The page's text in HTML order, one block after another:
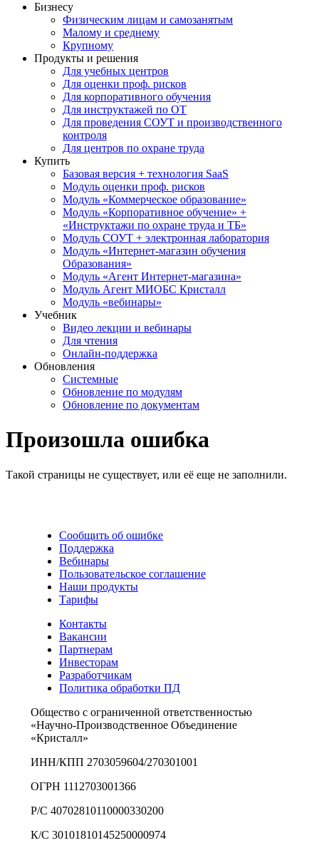
Бизнесу
Физическим лицам и самозанятым
Малому и среднему
Крупному
Продукты и решения
Для учебных центров
Для оценки проф. рисков
Для корпоративного обучения
Для инструктажей по ОТ
Для проведения СОУТ и производственного
контроля
Для центров по охране труда
Купить
Базовая версия + технология SaaS
Модуль оценки проф. рисков
Модуль «Коммерческое образование»
Модуль «Корпоративное обучение» +
«Инструктажи по охране труда и ТБ»
Модуль СОУТ + электронная лаборатория
Модуль «Интернет-магазин обучения
Образования»
Модуль «Агент Интернет-магазина»
Модуль Агент МИОБС Кристалл
Модуль «вебинары»
Учебник
Видео лекции и вебинары
Для чтения
Онлайн-поддержка
Обновления
Системные
Обновление по модулям
Обновление по документам
Произошла ошибка
Такой страницы не существует, или её еще не заполнили.
Сообщить об ошибке
Поддержка
Вебинары
Пользовательское соглашение
Наши продукты
Тарифы
Контакты
Вакансии
Партнерам
Инвесторам
Разработчикам
Политика обработки ПД
Общество с ограниченной ответственностью
«Научно-Производственное Объединение
«Кристалл»
ИНН/КПП 2703059604/270301001
ОГРН 1112703001366
Р/С 40702810110000330200
К/С 30101810145250000974